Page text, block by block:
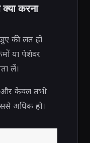
करना
की लत हो
या पेशेवर
लें।
और केवल तभी
अधिक हो।